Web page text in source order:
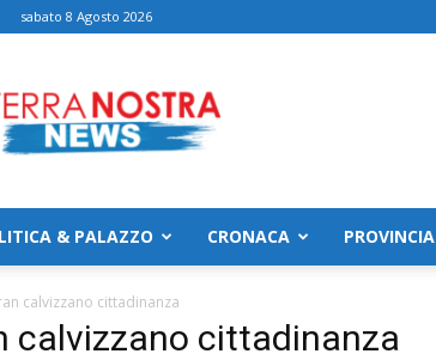
sabato 8 Agosto 2026
& PALAZZO CRONACA PROVINCIA
calvizzano cittadinanza
calvizzano cittadinanza